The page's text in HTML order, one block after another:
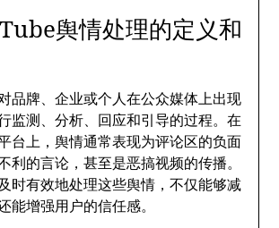
舆情处理的定义和
品牌、企业或个人在公众媒体上出现
监测、分析、回应和引导的过程。在
台上，舆情通常表现为评论区的负面
利的言论，甚至是恶搞视频的传播。
时有效地处理这些舆情，不仅能够减
能增强用户的信任感。